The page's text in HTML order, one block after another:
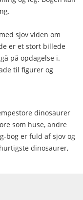
sjov viden om
er et stort billede
på opdagelse i.
til figurer og
dinosaurer
som huse, andre
bog er fuld af sjov og
dinosaurer,